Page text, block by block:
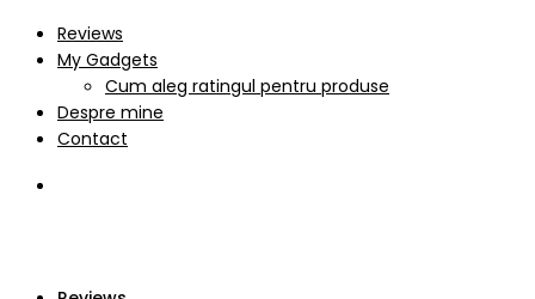
Reviews
My Gadgets
Cum aleg ratingul pentru produse
Despre mine
Contact